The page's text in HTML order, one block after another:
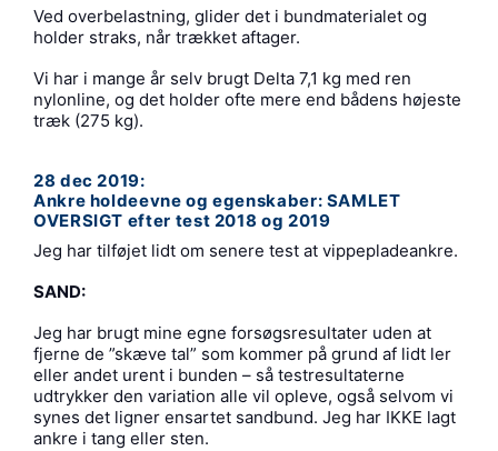
Ved overbelastning, glider det i bundmaterialet og
holder straks, når trækket aftager.
Vi har i mange år selv brugt Delta 7,1 kg med ren
nylonline, og det holder ofte mere end bådens højeste
træk (275 kg).
28 dec 2019:
Ankre holdeevne og egenskaber: SAMLET
OVERSIGT efter test 2018 og 2019
Jeg har tilføjet lidt om senere test at vippepladeankre.
SAND:
Jeg har brugt mine egne forsøgsresultater uden at
fjerne de ”skæve tal” som kommer på grund af lidt ler
eller andet urent i bunden – så testresultaterne
udtrykker den variation alle vil opleve, også selvom vi
synes det ligner ensartet sandbund. Jeg har IKKE lagt
ankre i tang eller sten.